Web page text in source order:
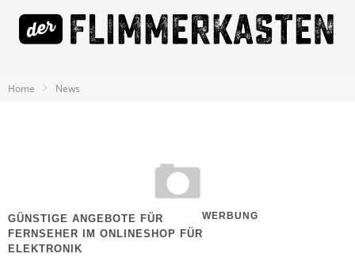
Home News
GÜNSTIGE ANGEBOTE FÜR
FERNSEHER IM ONLINESHOP FÜR
ELEKTRONIK
WERBUNG